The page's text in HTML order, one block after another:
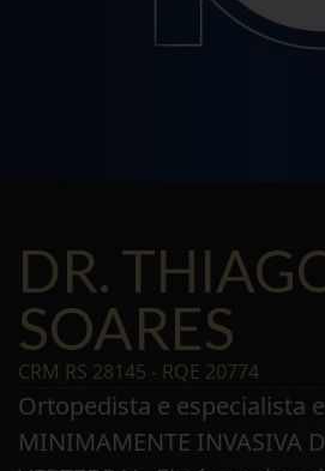
DR.
SOARES
CRM RS 28145 - RQE 20774
Ortopedista e especialista
MINIMAMENTE INVASIVA